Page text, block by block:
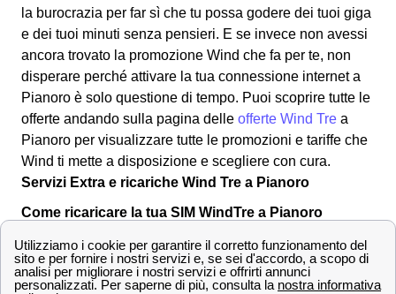
la burocrazia per far sì che tu possa godere dei tuoi giga
e dei tuoi minuti senza pensieri. E se invece non avessi
ancora trovato la promozione Wind che fa per te, non
disperare perché attivare la tua connessione internet a
Pianoro è solo questione di tempo. Puoi scoprire tutte le
offerte andando sulla pagina delle offerte Wind Tre a
Pianoro per visualizzare tutte le promozioni e tariffe che
Wind ti mette a disposizione e scegliere con cura.
Servizi Extra e ricariche Wind Tre a Pianoro
Come ricaricare la tua SIM WindTre a Pianoro
E' possibile ricaricare la tua SIM Wind Tre in diversi
modi: al tabaccaio a Pianoro, comprando una ricarica
grattabile, o tramite la propria banca. Però Wind tre